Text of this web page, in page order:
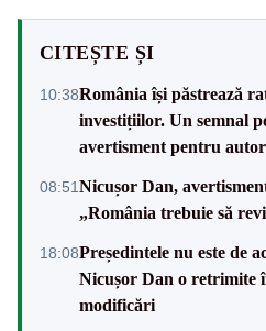
CITEȘTE ȘI
10:38România își păstrează
investițiilor. Un semnal
avertisment pentru
08:51Nicușor Dan,
„România trebuie să
18:08Președintele nu este de
Nicușor Dan o retrimite
modificări